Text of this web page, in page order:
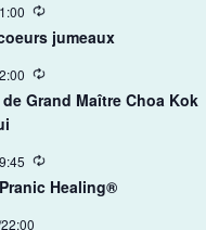
R
c
r
r
jumeaux
R
c
r
n
Grand Maître Choa Kok
R
e
c Healing®
22:00